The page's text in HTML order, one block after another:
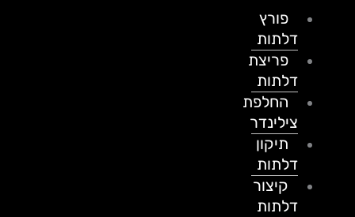
פורץ
דלתות
פריצת
דלתות
החלפת
צילינדר
תיקון
דלתות
קיצור
דלתות